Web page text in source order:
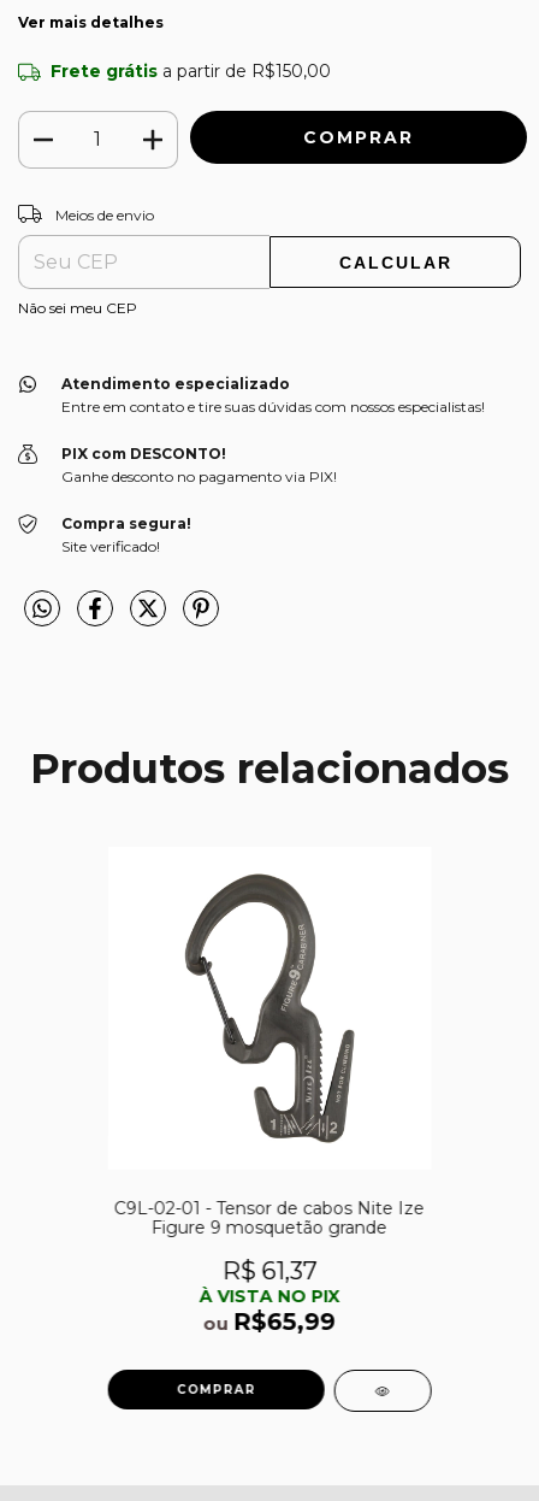
Ver mais detalhes
Frete grátis a partir de R$150,00
Entregas para o CEP:
Meios de envio
CALCULAR
Não sei meu CEP
Atendimento especializado
Entre em contato e tire suas dúvidas com nossos especialistas!
PIX com DESCONTO!
Ganhe desconto no pagamento via PIX!
Compra segura!
Site verificado!
Produtos relacionados
C9L-02-01 - Tensor de cabos Nite Ize
Figure 9 mosquetão grande
R$ 61,37
À VISTA NO PIX
ou R$65,99